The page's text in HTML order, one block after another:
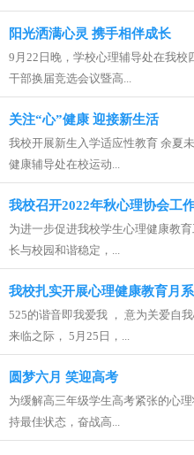
阳光洒满心灵 携手相伴成长
9月22日晚，学校心理辅导处在我校
干部换届竞选会议暨高...
关注“心”健康 迎接新生活
我校开展新生入学适应性教育 余夏
健康辅导处在校运动...
我校召开2022年秋心理协会工
为进一步促进我校学生心理健康教
长与校园和谐稳定，...
我校扎实开展心理健康教育月
525的谐音即我爱我 ， 意为关爱自
来临之际， 5月25日，...
圆梦六月 笑迎高考
为缓解高三年级学生高考紧张的心
持最佳状态，奋战高...